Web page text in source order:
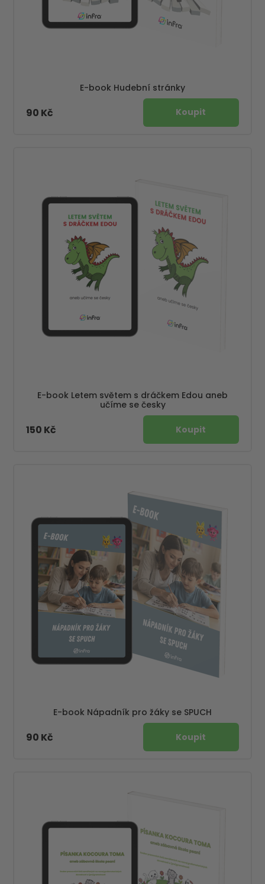
E-book Hudební stránky
90 Kč
E-book Letem světem s dráčkem Edou aneb
učíme se česky
150 Kč
E-book Nápadník pro žáky se SPUCH
90 Kč